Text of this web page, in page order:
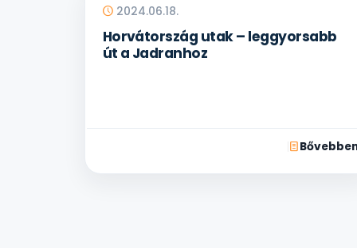
2024.06.18.
Horvátország utak – leggyorsabb
út a Jadranhoz